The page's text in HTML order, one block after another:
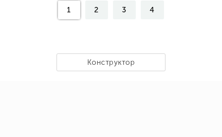
1 2 3 4
Конструктор